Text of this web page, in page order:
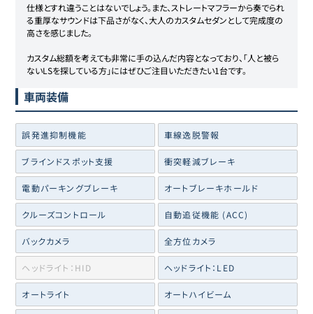
仕様とすれ違うことはないでしょう。また、ストレートマフラーから奏でられ
る重厚なサウンドは下品さがなく、大人のカスタムセダンとして完成度の
高さを感じました。
カスタム総額を考えても非常に手の込んだ内容となっており、「人と被ら
ないLSを探している方」にはぜひご注目いただきたい1台です。
車両装備
誤発進抑制機能 車線逸脱警報
ブラインドスポット支援 衝突軽減ブレーキ
電動パーキングブレーキ オートブレーキホールド
クルーズコントロール 自動追従機能 (ACC)
バックカメラ 全方位カメラ
ヘッドライト：HID ヘッドライト：LED
オートライト オートハイビーム